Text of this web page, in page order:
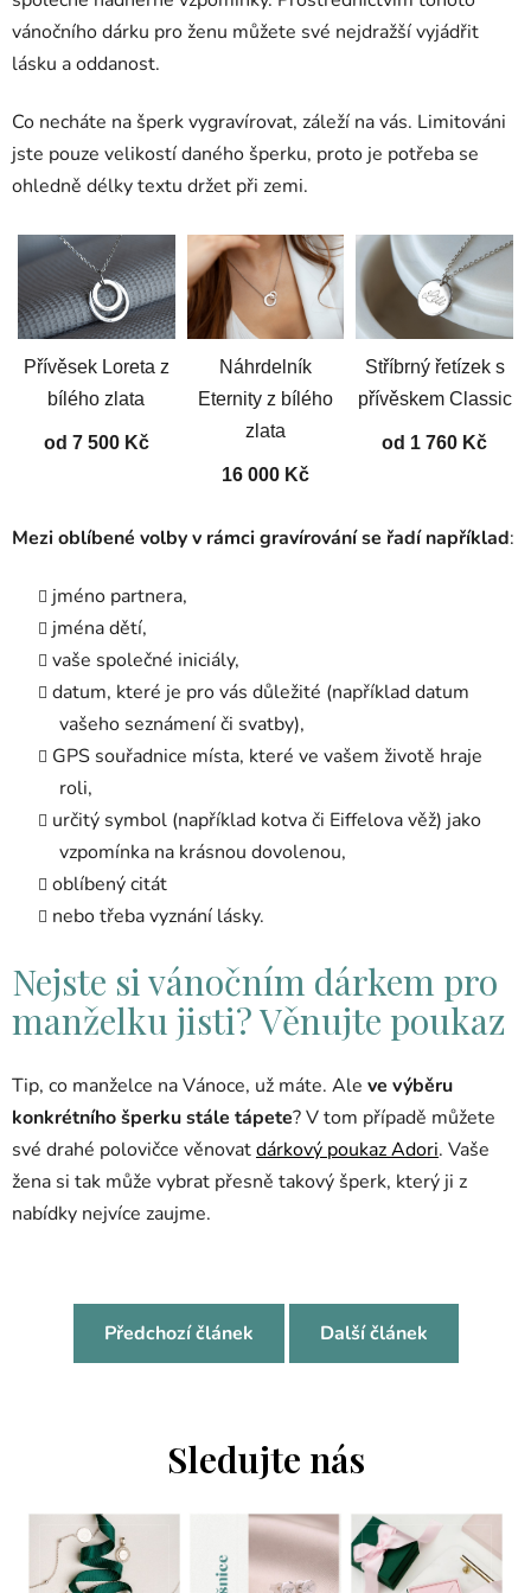
vánočního dárku pro ženu můžete své nejdražší vyjádřit
lásku a oddanost.
Co necháte na šperk vygravírovat, záleží na vás. Limitováni
jste pouze velikostí daného šperku, proto je potřeba se
ohledně délky textu držet při zemi.
Přívěsek Loreta z
bílého zlata
od 7 500 Kč
Náhrdelník
Eternity z bílého
zlata
16 000 Kč
Stříbrný řetízek s
přívěskem Classic
od 1 760 Kč
Mezi oblíbené volby v rámci gravírování se řadí například:
jméno partnera,
jména dětí,
vaše společné iniciály,
datum, které je pro vás důležité (například datum
vašeho seznámení či svatby),
GPS souřadnice místa, které ve vašem životě hraje
roli,
určitý symbol (například kotva či Eiffelova věž) jako
vzpomínka na krásnou dovolenou,
oblíbený citát
nebo třeba vyznání lásky.
Nejste si vánočním dárkem pro
manželku jisti? Věnujte poukaz
Tip, co manželce na Vánoce, už máte. Ale ve výběru
konkrétního šperku stále tápete? V tom případě můžete
své drahé polovičce věnovatdárkový poukaz Adori. Vaše
žena si tak může vybrat přesně takový šperk, který ji z
nabídky nejvíce zaujme.
Předchozí článek Další článek
Sledujte nás